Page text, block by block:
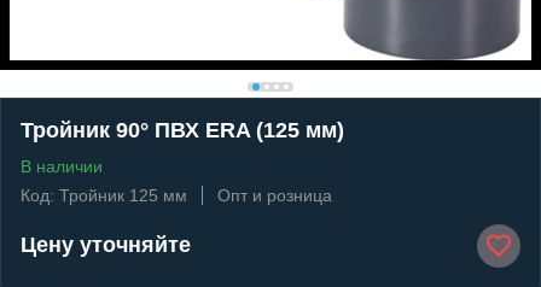
Тройник 90° ПВХ ERA (125 мм)
В наличии
Код: Тройник 125 мм
Опт и розница
Цену уточняйте